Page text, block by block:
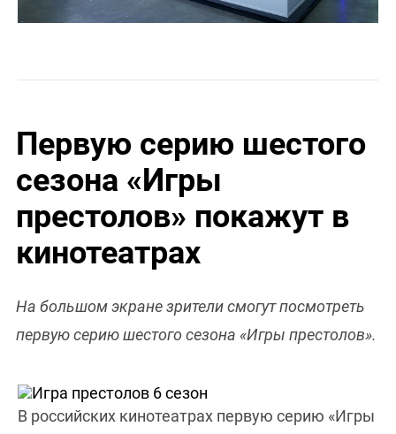
Первую серию шестого
сезона «Игры
престолов» покажут в
кинотеатрах
На большом экране зрители смогут посмотреть
первую серию шестого сезона «Игры престолов».
В российских кинотеатрах первую серию «Игры